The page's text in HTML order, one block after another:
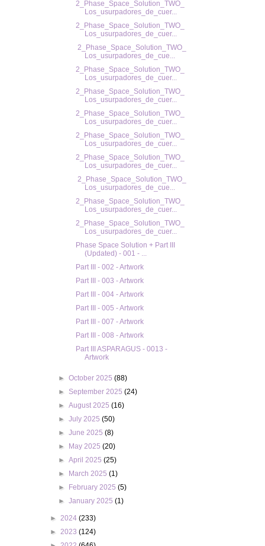
2_Phase_Space_Solution_TWO_
Los_usurpadores_de_cuer...
2_Phase_Space_Solution_TWO_
Los_usurpadores_de_cuer...
2_Phase_Space_Solution_TWO_
Los_usurpadores_de_cue...
2_Phase_Space_Solution_TWO_
Los_usurpadores_de_cuer...
2_Phase_Space_Solution_TWO_
Los_usurpadores_de_cuer...
2_Phase_Space_Solution_TWO_
Los_usurpadores_de_cuer...
2_Phase_Space_Solution_TWO_
Los_usurpadores_de_cuer...
2_Phase_Space_Solution_TWO_
Los_usurpadores_de_cuer...
2_Phase_Space_Solution_TWO_
Los_usurpadores_de_cue...
2_Phase_Space_Solution_TWO_
Los_usurpadores_de_cuer...
2_Phase_Space_Solution_TWO_
Los_usurpadores_de_cuer...
Phase Space Solution + Part III
(Updated) - 001 - ...
Part III - 002 - Artwork
Part III - 003 - Artwork
Part III - 004 - Artwork
Part III - 005 - Artwork
Part III - 007 - Artwork
Part III - 008 - Artwork
Part III ASPARAGUS - 0013 -
Artwork
►October 2025(88)
► September 2025(24)
►August 2025(16)
►July 2025(50)
►June 2025(8)
►
May 2025(20)
►April 2025(25)
►
March 2025(1)
►
February 2025(5)
►January 2025(1)
► 2024 (233)
► 2023 (124)